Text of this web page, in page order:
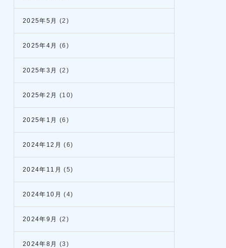
2025年5月 (2)
2025年4月 (6)
2025年3月 (2)
2025年2月 (10)
2025年1月 (6)
2024年12月 (6)
2024年11月 (5)
2024年10月 (4)
2024年9月 (2)
2024年8月 (3)